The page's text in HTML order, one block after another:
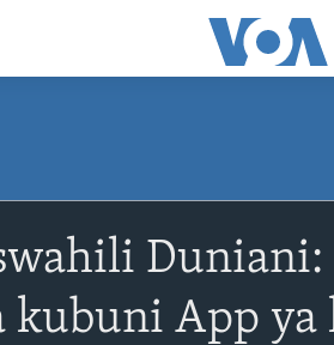
kubuni App